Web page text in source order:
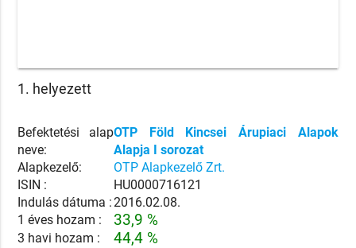
1. helyezett
Befektetési alap
neve:
OTP Föld Kincsei Árupiaci Alapok
Alapja I sorozat
Alapkezelő:
OTP Alapkezelő Zrt.
ISIN :
HU0000716121
Indulás dátuma :2016.02.08.
1 éves hozam :
33,9 %
3 havi hozam : 44,4 %